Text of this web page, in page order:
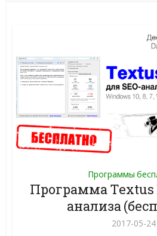
Программы
Программа Textus
анализа
2017-05-24